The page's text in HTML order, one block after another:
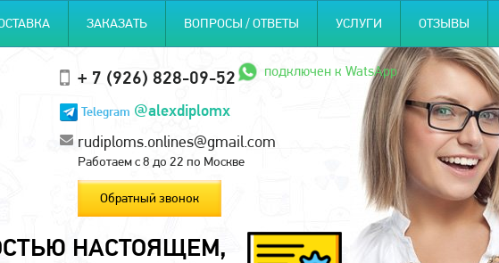
ЗАКАЗАТЬ ВОПРОСЫ / ОТВЕТЫ УСЛУГИ ОТЗЫВЫ
+ 7 (926) 828-09-52 подключен к WatsApp
Telegram @alexdiplomx
rudiploms.onlines@gmail.com
Работаем с 8 до 22 по Москве
Обратный звонок
НАСТОЯЩЕМ,